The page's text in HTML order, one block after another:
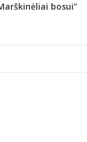
bosui”